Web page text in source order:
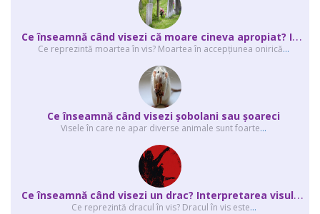
C
e înseamnă când visezi că moare cineva apropiat? Interpretarea visului în ...
Ce reprezintă moartea în vis? Moartea în accepţiunea onirică...
Ce înseamnă când visezi şobolani sau şoareci
Visele în care ne apar diverse animale sunt foarte...
C
e înseamnă când visezi un drac? Interpretarea visului în care apar unul sau...
Ce reprezintă dracul în vis? Dracul în vis este...